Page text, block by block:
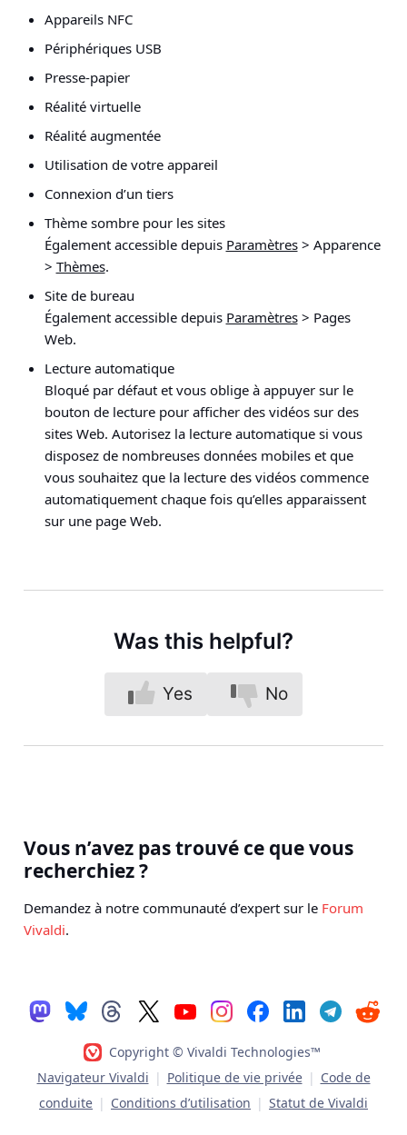
Appareils NFC
Périphériques USB
Presse-papier
Réalité virtuelle
Réalité augmentée
Utilisation de votre appareil
Connexion d’un tiers
Thème sombre pour les sites
Également accessible depuis Paramètres> Apparence
> Thèmes.
Site de bureau
Également accessible depuis Paramètres> Pages
Web.
Lecture automatique
Bloqué par défaut et vous oblige à appuyer sur le
bouton de lecture pour afficher des vidéos sur des
sites Web. Autorisez la lecture automatique si vous
disposez de nombreuses données mobiles et que
vous souhaitez que la lecture des vidéos commence
automatiquement chaque fois qu’elles apparaissent
sur une page Web.
Was this helpful?
Yes No
Vous n’avez pas trouvé ce que vous
recherchiez ?
Demandez à notre communauté d’expert sur le Forum
Vivaldi.
Copyright © Vivaldi Technologies™
Navigateur Vivaldi | Politique de vie privée | Code de
conduite | Conditions d’utilisation | Statut de Vivaldi